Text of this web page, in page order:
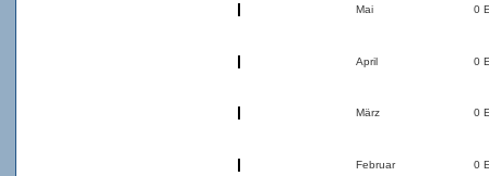
Mai 0
April 0
März 0
Februar 0